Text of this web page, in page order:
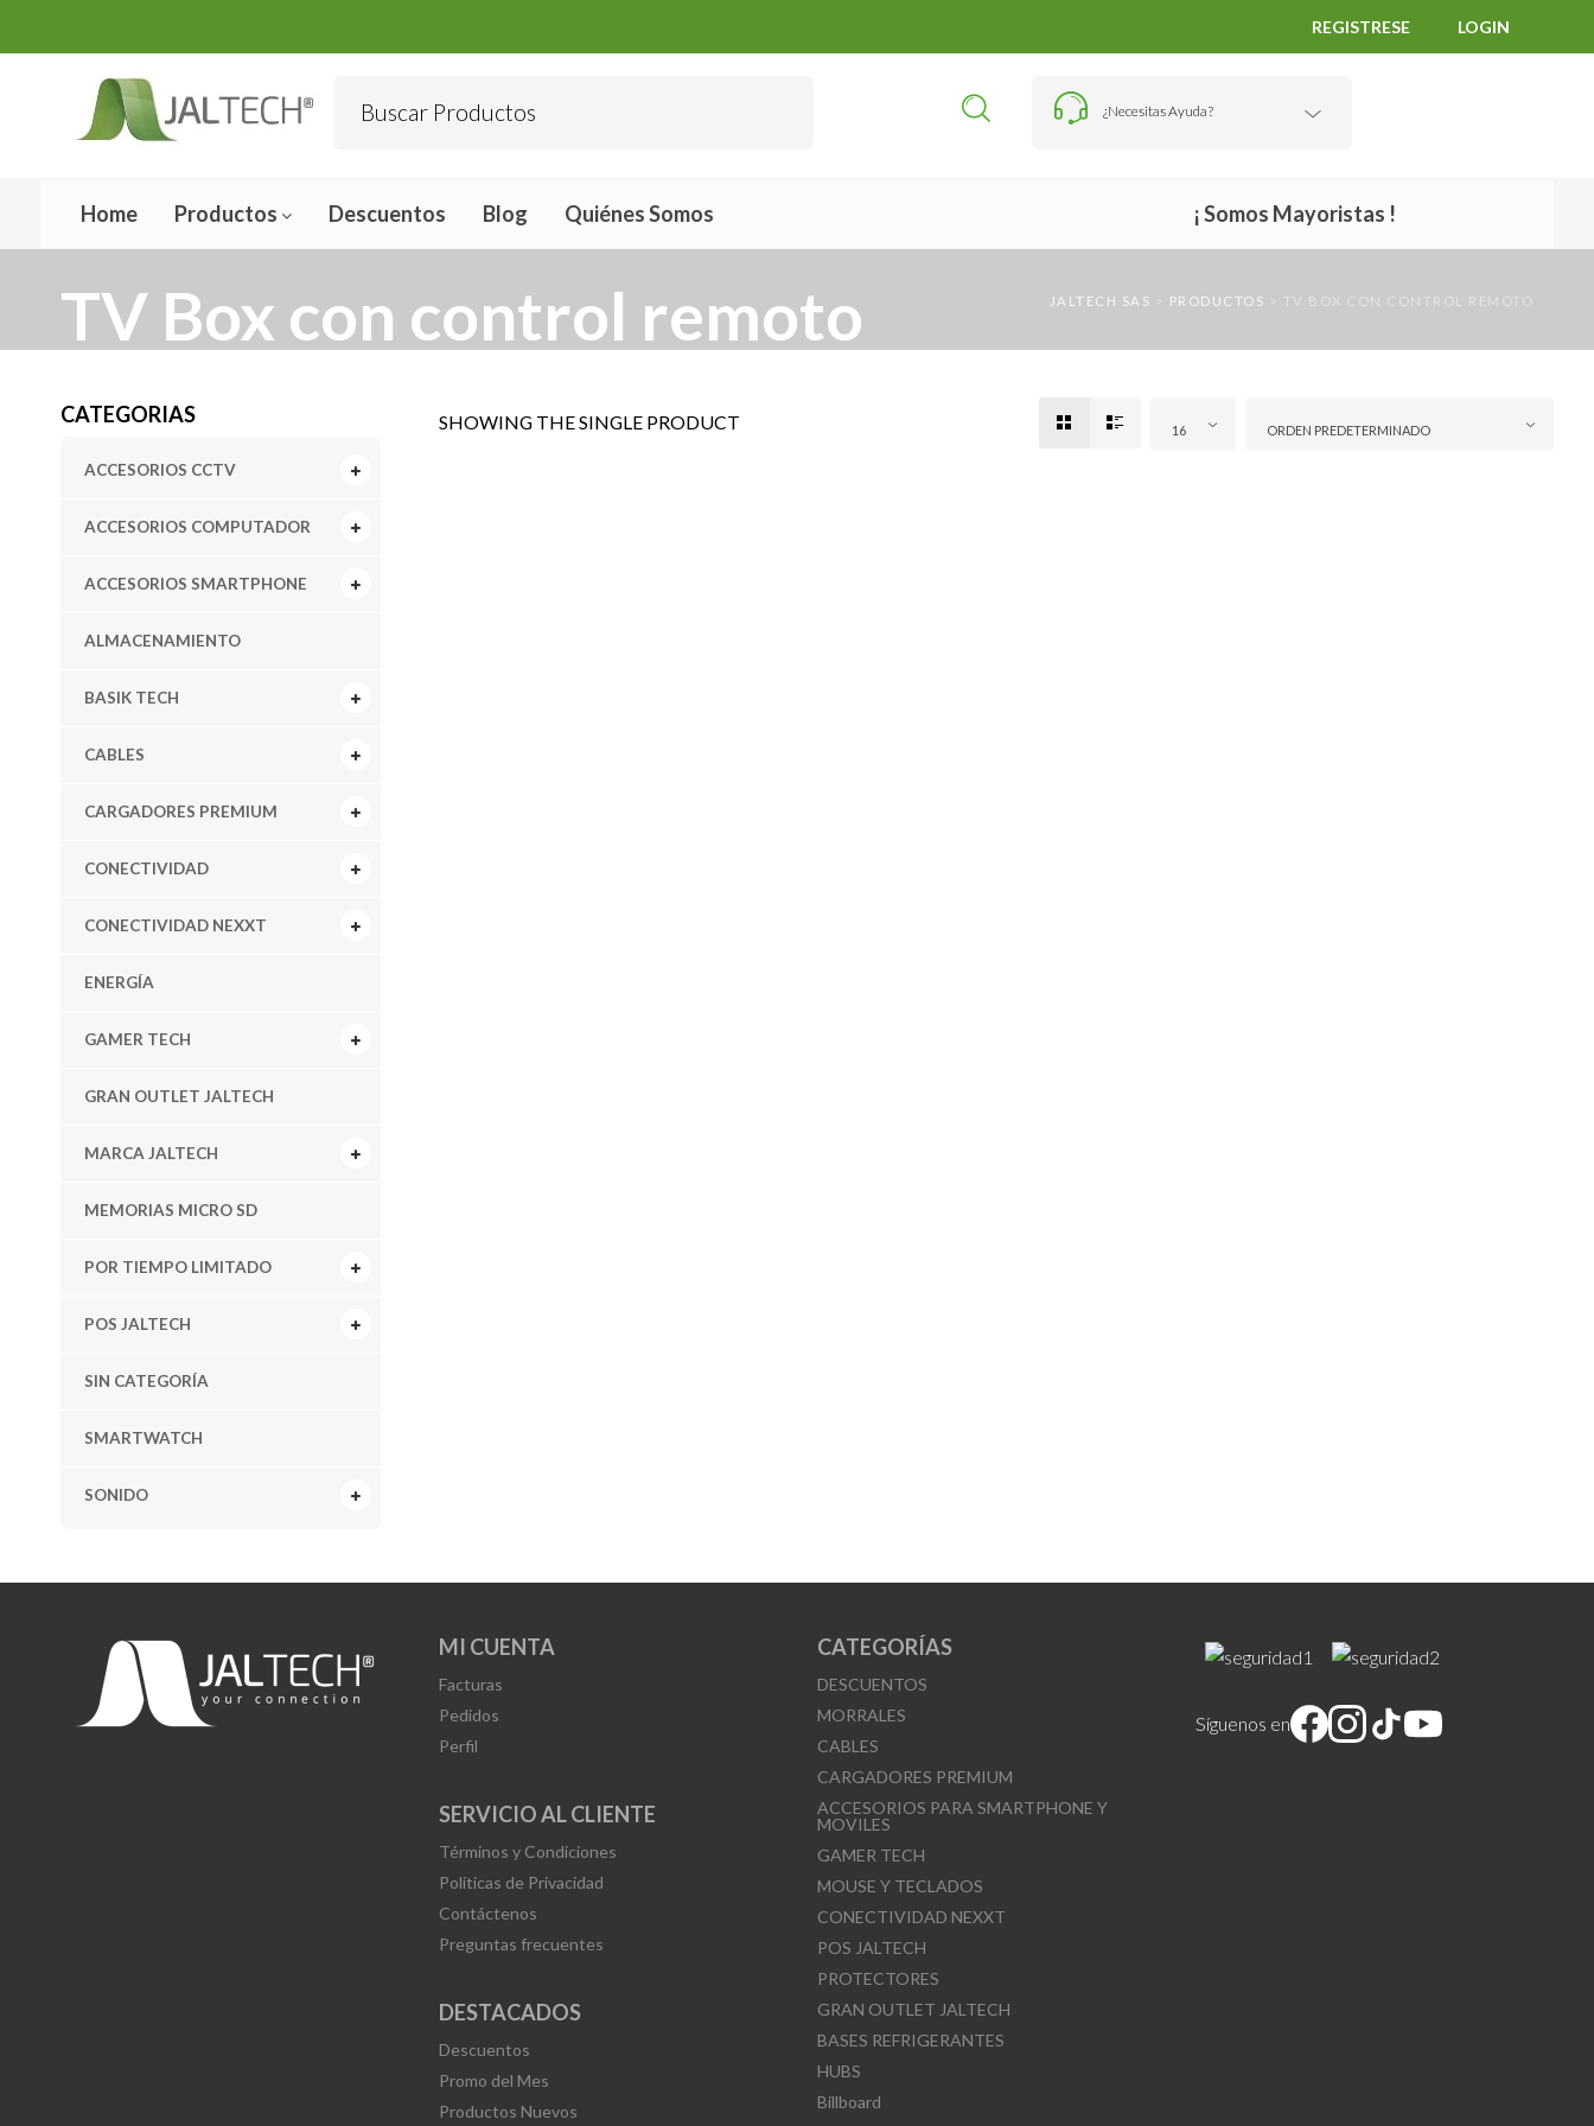
REGISTRESE LOGIN
¿Necesitas Ayuda?
Home Productos Descuentos Blog Quiénes Somos ¡ Somos Mayoristas !
JALTECH SAS PRODUCTOS TV BOX CON CONTROL REMOTO
TV Box con control remoto
CATEGORIAS
ACCESORIOS CCTV
ACCESORIOS COMPUTADOR
ACCESORIOS SMARTPHONE
ALMACENAMIENTO
BASIK TECH
CABLES
CARGADORES PREMIUM
CONECTIVIDAD
CONECTIVIDAD NEXXT
ENERGÍA
GAMER TECH
GRAN OUTLET JALTECH
MARCA JALTECH
MEMORIAS MICRO SD
POR TIEMPO LIMITADO
POS JALTECH
SIN CATEGORÍA
SMARTWATCH
SONIDO
SHOWING THE SINGLE PRODUCT 16 ORDEN PREDETERMINADO
MI CUENTA
Facturas
Pedidos
Perfil
SERVICIO AL CLIENTE
Términos y Condiciones
Políticas de Privacidad
Contáctenos
Preguntas frecuentes
DESTACADOS
Descuentos
Promo del Mes
Productos Nuevos
CATEGORÍAS
DESCUENTOS
MORRALES
CABLES
CARGADORES PREMIUM
ACCESORIOS PARA SMARTPHONE Y
MOVILES
GAMER TECH
MOUSE Y TECLADOS
CONECTIVIDAD NEXXT
POS JALTECH
PROTECTORES
GRAN OUTLET JALTECH
BASES REFRIGERANTES
HUBS
Billboard
Síguenos en